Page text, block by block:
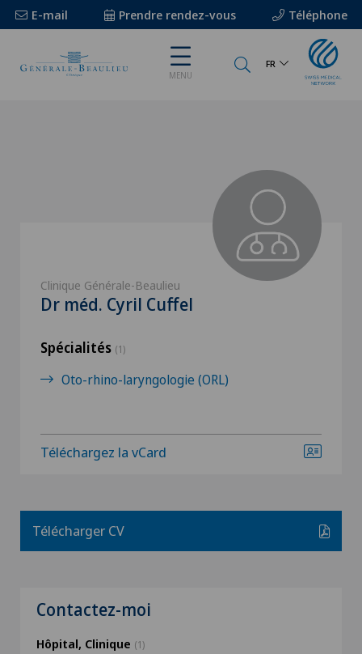
E-mail Prendre rendez-vous Téléphone
MENU
FR
Clinique Générale-Beaulieu
Dr méd. Cyril Cuffel
Spécialités (1)
Oto-rhino-laryngologie (ORL)
Téléchargez la vCard
Télécharger CV
Contactez-moi
Hôpital, Clinique (1)